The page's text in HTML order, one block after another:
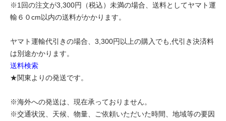
※1回の注文が3,300円（税込）未満の場合、送料としてヤマト運
輸６０cm以内の送料がかかります。
ヤマト運輸代引きの場合、3,300円以上の購入でも,代引き決済料
は別途かかります。
送料検索
★関東よりの発送です。
※海外への発送は、現在承っておりません。
※交通状況、天候、物量、ご依頼いただいた時間、地域等の要因